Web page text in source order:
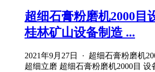
超细石膏粉磨机2000目
桂林矿山设备制造 ...
2021年9月27日 · 超细石膏粉磨机
超细立磨 超细石膏粉磨机2000目 设